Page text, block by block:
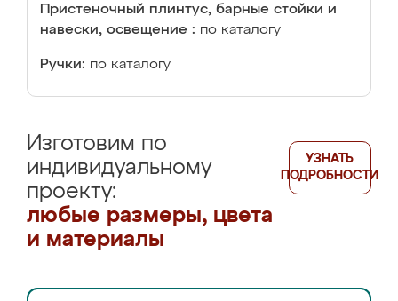
Пристеночный плинтус, барные стойки и
навески, освещение : по каталогу
Ручки: по каталогу
Изготовим по
индивидуальному
проекту:
любые размеры, цвета
и материалы
УЗНАТЬ
ПОДРОБНОСТИ